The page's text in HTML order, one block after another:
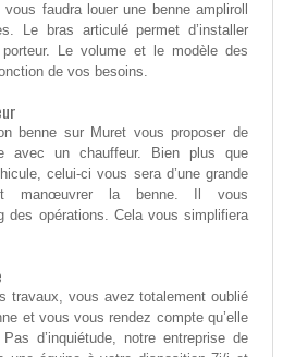
faudra louer une benne ampliroll
Le bras articulé permet d’installer
Le volume et le modèle des
de vos besoins.
benne sur Muret vous proposer de
avec un chauffeur. Bien plus que
celui-ci vous sera d’une grande
manœuvrer la benne. Il vous
des opérations. Cela vous simplifiera
travaux, vous avez totalement oublié
et vous vous rendez compte qu’elle
d’inquiétude, notre entreprise de